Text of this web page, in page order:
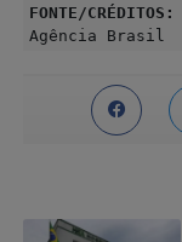
FONTE/CRÉDITOS:
Agência Brasil